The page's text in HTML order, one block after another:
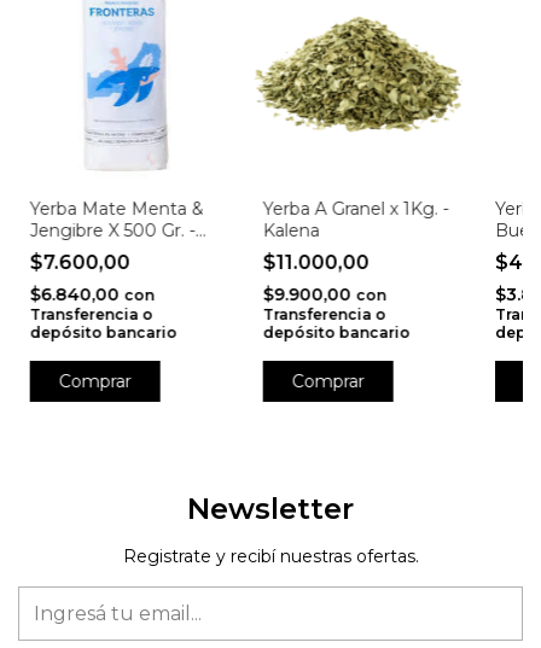
Yerba Mate Menta &
Jengibre X 500 Gr. -
Fronteras
$7.600,00
$6.840,00 con
Transferencia o
depósito bancario
Yerba A Granel x 1Kg. -
Kalena
$11.000,00
$9.900,00 con
Transferencia o
depósito bancario
Newsletter
Registrate y recibí nuestras ofertas.